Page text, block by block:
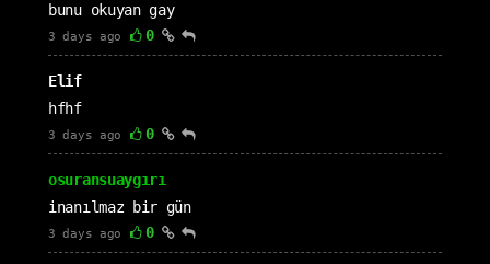
bunu okuyan gay
3 days ago 0
Elif
hfhf
3 days ago 0
osuransuaygırı
inanılmaz bir gün
3 days ago 0